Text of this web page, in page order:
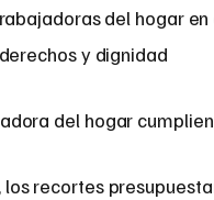
del hogar
los recortes